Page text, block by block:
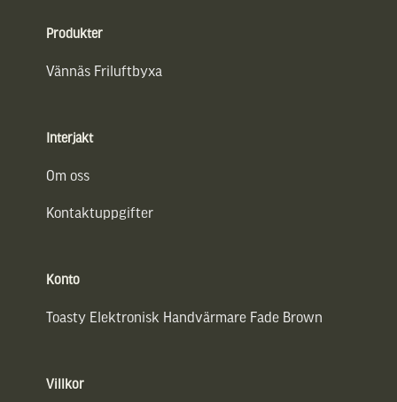
Produkter
Vännäs Friluftbyxa
Interjakt
Om oss
Kontaktuppgifter
Konto
Toasty Elektronisk Handvärmare Fade Brown
Villkor